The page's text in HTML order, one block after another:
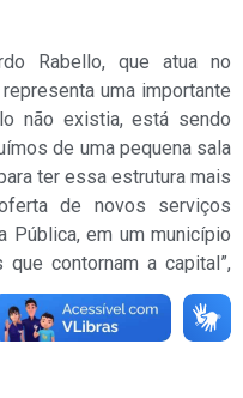
Rabello, que atua no
uma importante
não existia, está sendo
de uma pequena sala
ter essa estrutura mais
de novos serviços
Pública, em um município
contornam a capital”,